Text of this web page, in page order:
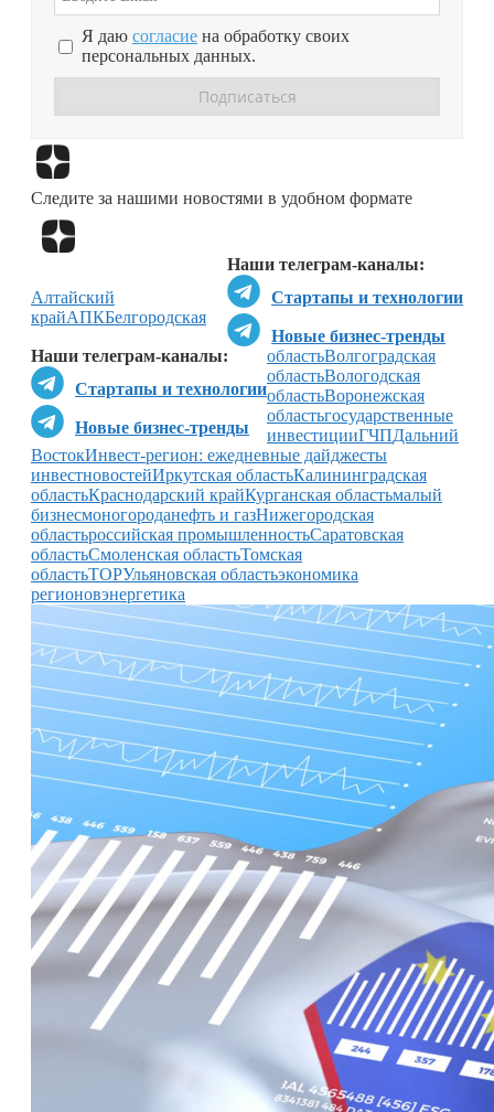
Я даю согласие на обработку своих
персональных данных.
Следите за нашими новостями в удобном формате
Наши телеграм-каналы:
Стартапы и технологии
Новые бизнес-тренды
Наши телеграм-каналы:
Стартапы и технологии
Новые бизнес-тренды
Алтайский
крайАПКБелгородcкая
областьВолгоградская
областьВологодская
областьВоронежская
областьгосударственные
инвестицииГЧПДальний
ВостокИнвест-регион: ежедневные дайджесты
инвестновостейИркутская областьКалининградская
областьКраснодарский крайКурганская областьмалый
бизнесмоногороданефть и газНижегородская
областьроссийская промышленностьСаратовская
областьСмоленская областьТомская
областьТОРУльяновская областьэкономика
регионовэнергетика